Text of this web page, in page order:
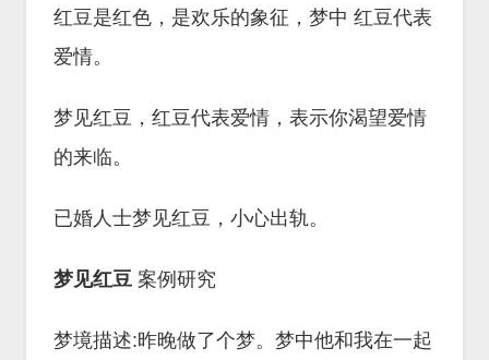
红豆是红色，是欢乐的象征，梦中 红豆代表
爱情。
梦见红豆，红豆代表爱情，表示你渴望爱情
的来临。
已婚人士梦见红豆，小心出轨。
梦见红豆 案例研究
梦境描述:昨晚做了个梦。梦中他和我在一起